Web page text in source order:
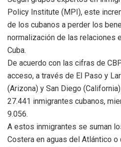
Policy Institute (MPI), este
de los cubanos a perder los
normalización de las relaciones
Cuba.
De acuerdo con las cifras de
acceso, a través de El Paso y
(Arizona) y San Diego
27.441 inmigrantes cubanos,
9.056.
A estos inmigrantes se suman
Costera en aguas del Atlántico o